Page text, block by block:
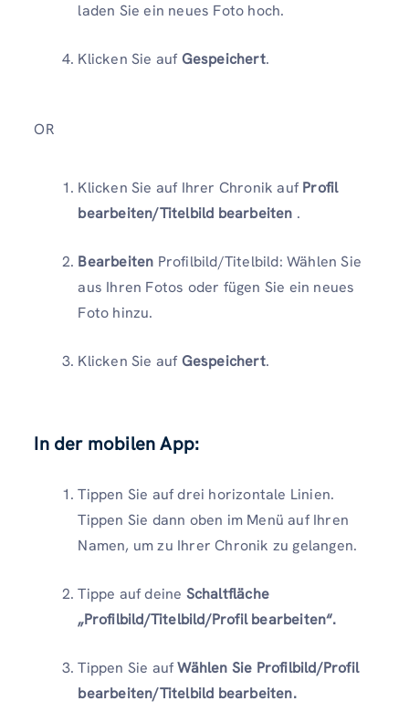
laden Sie ein neues Foto hoch.
Klicken Sie aufGespeichert.
OR
Klicken Sie auf Ihrer Chronik aufProfil
bearbeiten/Titelbild bearbeiten .
Bearbeiten Profilbild/Titelbild: Wählen Sie
aus Ihren Fotos oder fügen Sie ein neues
Foto hinzu.
Klicken Sie aufGespeichert.
In der mobilen App:
Tippen Sie auf drei horizontale Linien.
Tippen Sie dann oben im Menü auf Ihren
Namen, um zu Ihrer Chronik zu gelangen.
Tippe auf deine Schaltfläche
„Profilbild/Titelbild/Profil bearbeiten“.
Tippen Sie aufWählen Sie Profilbild/Profil
bearbeiten/Titelbild bearbeiten.